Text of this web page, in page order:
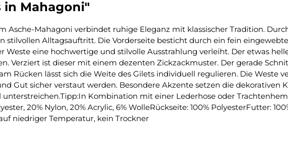
in Mahagoni"
Asche-Mahagoni verbindet ruhige Eleganz mit klassischer Tradition.
stilvollen Alltagsauftritt. Die Vorderseite besticht durch ein fein
Weste eine hochwertige und stilvolle Ausstrahlung verleiht. Der etwas
Verziert ist dieser mit einem dezenten Zickzackmuster. Der gerade
Rücken lässt sich die Weite des Gilets individuell regulieren. Die Weste
Gut sicher verstaut werden. Besondere Akzente setzen die dekorativen
Kombination mit einer Lederhose oder
20% Nylon, 20% Acrylic, 6% WolleRückseite: 100% PolyesterFutter:
niedriger Temperatur, kein Trockner